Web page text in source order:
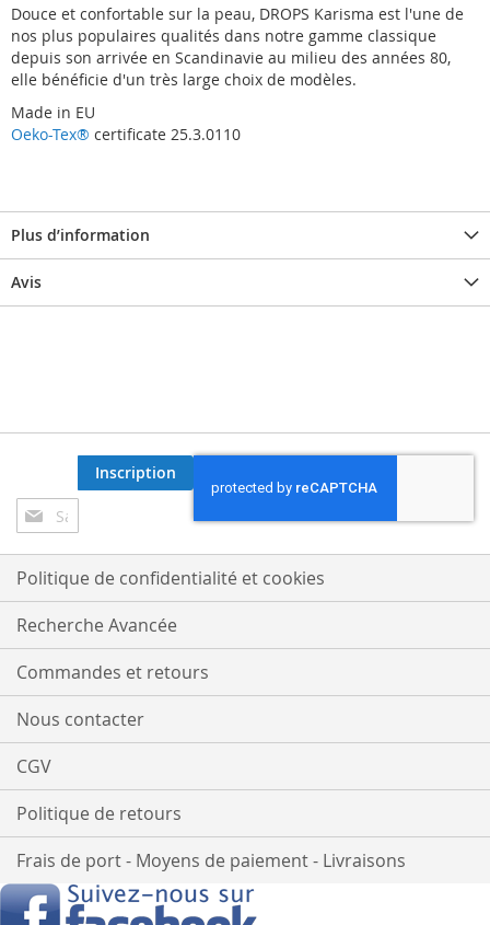
Douce et confortable sur la peau, DROPS Karisma est l'une de
nos plus populaires qualités dans notre gamme classique
depuis son arrivée en Scandinavie au milieu des années 80,
elle bénéficie d'un très large choix de modèles.
Made in EU
Oeko-Tex® certificate 25.3.0110
Plus d’information
Avis
Inscription
à
notre
lettre
d’information
:
Inscription
Politique de confidentialité et cookies
Recherche Avancée
Commandes et retours
Nous contacter
CGV
Politique de retours
Frais de port - Moyens de paiement - Livraisons